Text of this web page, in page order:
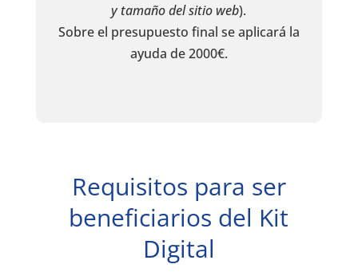
y tamaño del sitio web).
Sobre el presupuesto final se aplicará la
ayuda de 2000€.
Requisitos para ser
beneficiarios del Kit
Digital